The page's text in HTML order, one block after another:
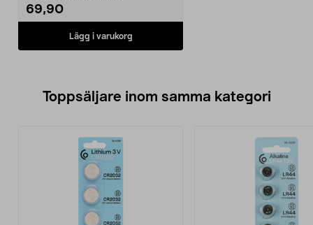
69,90
Lägg i varukorg
Toppsäljare inom samma kategori